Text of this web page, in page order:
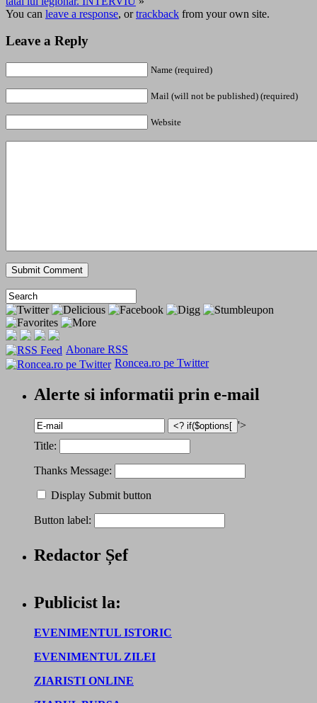
You can leave a response, ortrackback from your own site.
Leave a Reply
Name (required)
Mail (will not be published) (required)
Website
Abonare RSS
Roncea.ro pe Twitter
Alerte si informatii prin e-mail
'>
Title:
Thanks Message:
Display Submit button
Button label:
Redactor Șef
Publicist la:
EVENIMENTUL ISTORIC
EVENIMENTUL ZILEI
ZIARISTI ONLINE